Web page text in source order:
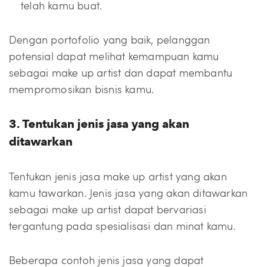
telah kamu buat.
Dengan portofolio yang baik, pelanggan
potensial dapat melihat kemampuan kamu
sebagai make up artist dan dapat membantu
mempromosikan bisnis kamu.
3. Tentukan jenis jasa yang akan
ditawarkan
Tentukan jenis jasa make up artist yang akan
kamu tawarkan. Jenis jasa yang akan ditawarkan
sebagai make up artist dapat bervariasi
tergantung pada spesialisasi dan minat kamu.
Beberapa contoh jenis jasa yang dapat